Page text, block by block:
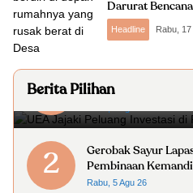
Darurat
Headline Rabu,
Berita Pilihan
1
Fokus Utama
2
Gerobak Sayur
Pembinaan
Rabu, 5 Agu 26